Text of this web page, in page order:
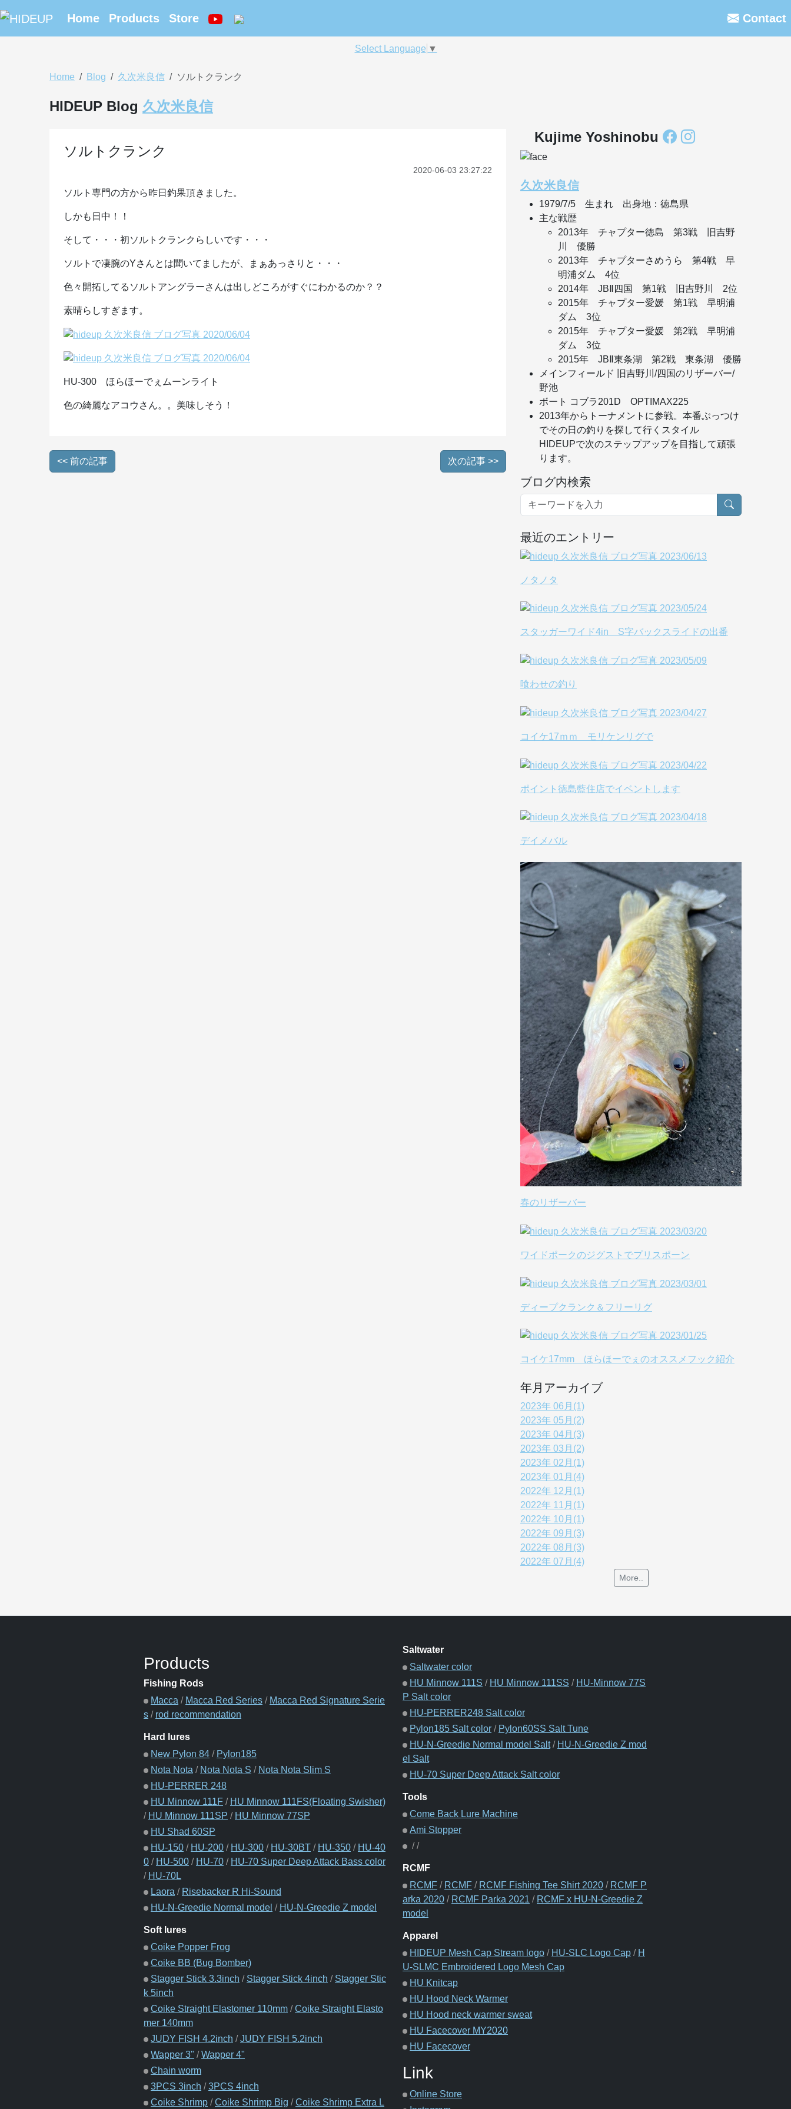
Home Products Store Contact
Select Language ▼
Home Blog 久次米良信 ソルトクランク
HIDEUP Blog 久次米良信
ソルトクランク
2020-06-03 23:27:22
ソルト専門の方から昨日釣果頂きました。
しかも日中！！
そして・・・初ソルトクランクらしいです・・・
ソルトで凄腕のYさんとは聞いてましたが、まぁあっさりと・・・
色々開拓してるソルトアングラーさんは出しどころがすぐにわかるのか？？
素晴らしすぎます。
HU-300 ほらほーでぇムーンライト
色の綺麗なアコウさん。。美味しそう！
<< 前の記事 次の記事 >>
Kujime Yoshinobu
久次米良信
1979/7/5 生まれ 出身地：徳島県
主な戦歴
2013年 チャプター徳島 第3戦 旧吉野
川 優勝
2013年 チャプターさめうら 第4戦 早
明浦ダム 4位
2014年 JBⅡ四国 第1戦 旧吉野川 2位
2015年 チャプター愛媛 第1戦 早明浦
ダム 3位
2015年 チャプター愛媛 第2戦 早明浦
ダム 3位
2015年 JBⅡ東条湖 第2戦 東条湖 優勝
メインフィールド 旧吉野川/四国のリザーバー/
野池
ボート コブラ201D OPTIMAX225
2013年からトーナメントに参戦。本番ぶっつけ
でその日の釣りを探して行くスタイル
HIDEUPで次のステップアップを目指して頑張
ります。
ブログ内検索
最近のエントリー
ノタノタ
スタッガーワイド4in S字バックスライドの出番
喰わせの釣り
コイケ17ｍｍ モリケンリグで
ポイント徳島藍住店でイベントします
デイメバル
春のリザーバー
ワイドポークのジグストでプリスポーン
ディープクランク＆フリーリグ
コイケ17mm ほらほーでぇのオススメフック紹介
年月アーカイブ
2023年 06月(1)
2023年 05月(2)
2023年 04月(3)
2023年 03月(2)
2023年 02月(1)
2023年 01月(4)
2022年 12月(1)
2022年 11月(1)
2022年 10月(1)
2022年 09月(3)
2022年 08月(3)
2022年 07月(4)
More..
Products
Fishing Rods
Macca / Macca Red Series / Macca Red Signature Serie
s / rod recommendation
Hard lures
New Pylon 84 / Pylon185
Nota Nota / Nota Nota S / Nota Nota Slim S
HU-PERRER 248
HU Minnow 111F / HU Minnow 111FS(Floating Swisher)
/ HU Minnow 111SP / HU Minnow 77SP
HU Shad 60SP
HU-150 / HU-200 / HU-300 / HU-30BT / HU-350 / HU-40
0 / HU-500 / HU-70 / HU-70 Super Deep Attack Bass color
/ HU-70L
Laora / Risebacker R Hi-Sound
HU-N-Greedie Normal model / HU-N-Greedie Z model
Soft lures
Coike Popper Frog
Coike BB (Bug Bomber)
Stagger Stick 3.3inch / Stagger Stick 4inch / Stagger Stic
k 5inch
Coike Straight Elastomer 110mm /Coike Straight Elasto
mer 140mm
JUDY FISH 4.2inch /JUDY FISH 5.2inch
Wapper 3" /Wapper 4"
Chain worm
3PCS 3inch /3PCS 4inch
Coike Shrimp /Coike Shrimp Big /Coike Shrimp Extra L
Saltwater
Saltwater color
HU Minnow 111S / HU Minnow 111SS / HU-Minnow 77S
P Salt color
HU-PERRER248 Salt color
Pylon185 Salt color / Pylon60SS Salt Tune
HU-N-Greedie Normal model Salt/ HU-N-Greedie Z mod
el Salt
HU-70 Super Deep Attack Salt color
Tools
Come Back Lure Machine
Ami Stopper
//
RCMF
RCMF / RCMF / RCMF Fishing Tee Shirt 2020 / RCMF P
arka 2020 / RCMF Parka 2021 / RCMF x HU-N-Greedie Z
model
Apparel
HIDEUP Mesh Cap Stream logo / HU-SLC Logo Cap / H
U-SLMC Embroidered Logo Mesh Cap
HU Knitcap
HU Hood Neck Warmer
HU Hood neck warmer sweat
HU Facecover MY2020
HU Facecover
Link
Online Store